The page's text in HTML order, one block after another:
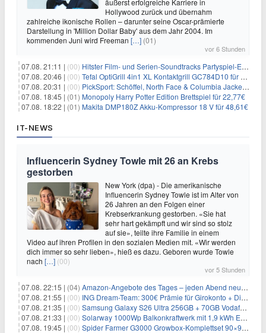
äußerst erfolgreiche Karriere in
Hollywood zurück und übernahm
zahlreiche ikonische Rollen – darunter seine Oscar-prämierte
Darstellung in 'Million Dollar Baby' aus dem Jahr 2004. Im
kommenden Juni wird Freeman […] (01)
vor 6 Stunden
07.08. 21:11 | (00) Hitster Film- und Serien-Soundtracks Partyspiel-Erweiterung für 6,99€
07.08. 20:46 | (00) Tefal OptiGrill 4in1 XL Kontaktgrill GC784D10 für 239,99€
07.08. 20:31 | (00) PickSport: Schöffel, North Face & Columbia Jacken ab 39,60€
07.08. 18:45 | (01) Monopoly Harry Potter Edition Brettspiel für 22,77€
07.08. 18:22 | (01) Makita DMP180Z Akku-Kompressor 18 V für 48,61€
IT-NEWS
Influencerin Sydney Towle mit 26 an Krebs
gestorben
New York (dpa) - Die amerikanische
Influencerin Sydney Towle ist im Alter von
26 Jahren an den Folgen einer
Krebserkrankung gestorben. «Sie hat
sehr hart gekämpft und wir sind so stolz
auf sie», teilte ihre Familie in einem
Video auf ihren Profilen in den sozialen Medien mit. «Wir werden
dich immer so sehr lieben», hieß es dazu. Geboren wurde Towle
nach […] (00)
vor 5 Stunden
07.08. 22:15 | (04) Amazon-Angebote des Tages – jeden Abend neue Deals zum Stöbern
07.08. 21:55 | (00) ING Dream-Team: 300€ Prämie für Girokonto + Direkt-Depot
07.08. 21:35 | (00) Samsung Galaxy S26 Ultra 256GB + 70GB Vodafone-Netz für 34,99€/Monat (effektiv 4,74€/Monat)
07.08. 21:33 | (00) Solarway 1000Wp Balkonkraftwerk mit 1,9 kWh EcoFlow-Speicher für 719€ + 30€ Filial-Gutschein
07.08. 19:45 | (00) Spider Farmer G3000 Growbox-Komplettset 90×90×180 cm für 379,99€